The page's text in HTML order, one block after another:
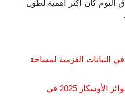
النوم كان أكثر أهمية لطول
النباتات القزمية لمساحة
فاشل حفل توزيع جوائز الأوسكار 2025 في